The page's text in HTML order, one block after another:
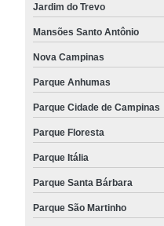
Jardim do Trevo
Mansões Santo Antônio
Nova Campinas
Parque Anhumas
Parque Cidade de Campinas
Parque Floresta
Parque Itália
Parque Santa Bárbara
Parque São Martinho